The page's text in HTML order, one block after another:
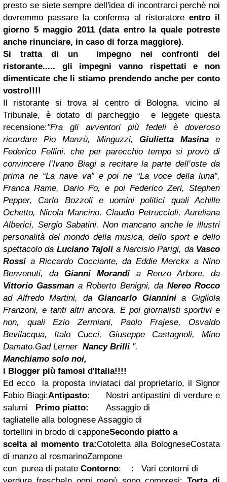
presto se siete sempre dell'idea di incontrarci perchè noi
dovremmo passare la conferma al ristoratore entro il
giorno 5 maggio 2011 (data entro la quale potreste
anche rinunciare, in caso di forza maggiore).
Si tratta di un impegno nei confronti del
ristorante.....
gli impegni vanno rispettati e non
dimenticate che li stiamo prendendo anche per conto
vostro!!!!
Il ristorante si trova al centro di Bologna, vicino al
Tribunale, è dotato di parcheggio e leggete questa
recensione:"Fra gli avventori più fedeli è doveroso
ricordare Pio Manzù, Minguzzi,Giulietta Masina e
Federico Fellini, che per parecchio tempo si provò di
convincere l’Ivano Biagi a recitare la parte dell’oste da
prima ne “La nave va” e poi ne “La voce della luna”,
Franca Rame, Dario Fo, e poi Federico Zeri, Stephen
Pepper, Carlo Bozzoli e uomini politici quali Achille
Ochetto, Nicola Mancino, Claudio Petruccioli, Aureliana
Alberici, Sergio Sabatini. Non mancano anche le illustri
personalità del mondo della musica, dello sport e dello
spettacolo da Luciano Tajoli a Narcisio Parigi, da Vasco
Rossi a Riccardo Cocciante, da Eddie Merckx a Nino
Benvenuti, daGianni Morandi a Renzo Arbore, da
Vittorio Gassman a Roberto Benigni, da Nereo Rocco
ad Alfredo Martini, da Giancarlo Gianninia Gigliola
Franzoni, e tanti altri ancora. E poi giornalisti sportivi e
non, quali Ezio Zermiani, Paolo Frajese, Osvaldo
Bevilacqua, Italo Cucci, Giuseppe Castagnoli, Mino
Damato.Gad Lerner Nancy Brilli ".
Manchiamo solo noi,
i Blogger più famosi d'Italia!!!!
Ed ecco la proposta inviataci dal proprietario, il Signor
Fabio Biagi:Antipasto:
Nostri antipastini di verdure e
salumi Primo piatto:
Assaggio di
tagliatelle alla bolognese Assaggio di
tortellini in brodo di capponeSecondo piatto a
scelta al momento tra:Cotoletta alla BologneseCostata
di manzo al rosmarinoZampone
con purea di patate Contorno: : Vari contorni di